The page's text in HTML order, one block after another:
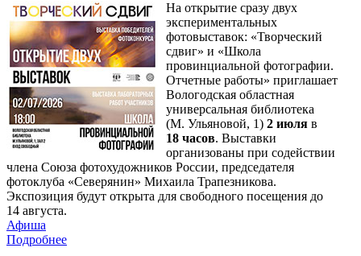
На открытие сразу двух
экспериментальных
фотовыставок: «Творческий
сдвиг» и «Школа
провинциальной фотографии.
Отчетные работы» приглашает
Вологодская областная
универсальная библиотека
(М. Ульяновой, 1) 2 июля в
18 часов. Выставки
организованы при содействии
члена Союза фотохудожников России, председателя
фотоклуба «Северянин» Михаила Трапезникова.
Экспозиция будут открыта для свободного посещения до
14 августа.
Афиша
Подробнее